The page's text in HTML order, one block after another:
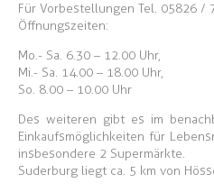
Für Vorbestellungen Tel. 05826 /
Öffnungszeiten:
Mo.- Sa. 6.30 – 12.00 Uhr,
Mi.- Sa. 14.00 – 18.00 Uhr,
So. 8.00 – 10.00 Uhr
Des weiteren gibt es im
Einkaufsmöglichkeiten für
insbesondere 2 Supermärkte.
Suderburg liegt ca. 5 km von